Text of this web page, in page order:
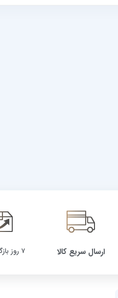
ارسال سریع کالا ۷ روز بازگشت کالا